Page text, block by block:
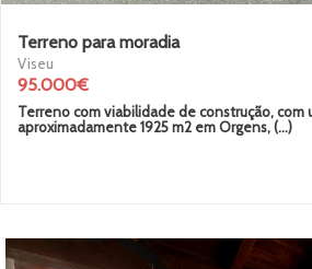
Terreno para moradia
Viseu
95.000€
Terreno com viabilidade de construção, com
aproximadamente 1925 m2 em Orgens, (...)